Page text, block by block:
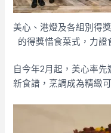
美心、港燈及各組別得
的得獎惜食菜式，力證
自今年2月起，美心率
新食譜，烹調成為精緻